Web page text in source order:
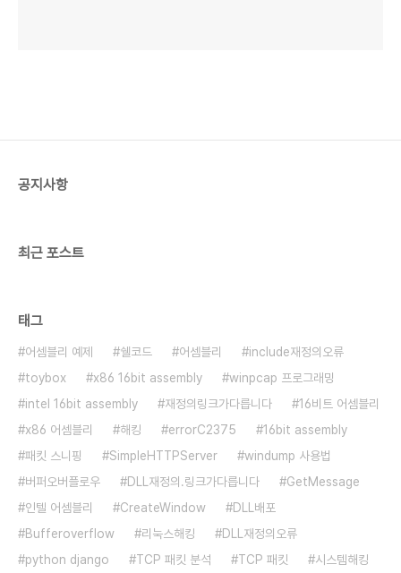
공지사항
최근 포스트
태그
어셈블리 예제 쉘코드 어셈블리
include재정의오류
toybox
x86 16bit assembly
winpcap 프로그래밍
intel 16bit assembly
재정의링크가다릅니다
16비트 어셈블리
x86 어셈블리
해킹 errorC2375
16bit assembly
패킷 스니핑
SimpleHTTPServer
windump 사용법
버퍼오버플로우
DLL재정의.링크가다릅니다
GetMessage
인텔 어셈블리
CreateWindow
DLL배포
Bufferoverflow
리눅스해킹
DLL재정의오류
python django
TCP 패킷 분석 TCP 패킷 시스템해킹